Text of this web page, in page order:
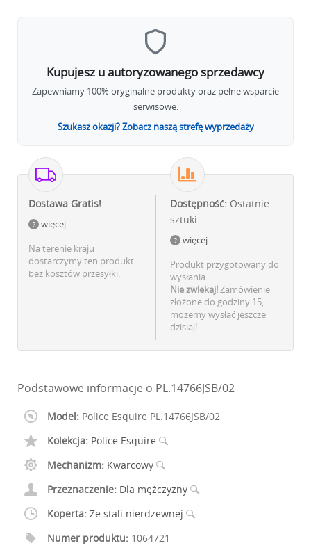
Kupujesz u autoryzowanego sprzedawcy
Zapewniamy 100% oryginalne produkty oraz pełne wsparcie
serwisowe.
Szukasz okazji? Zobacz naszą strefę wyprzedaży
Dostawa Gratis!
więcej
Na terenie kraju
dostarczymy ten produkt
bez kosztów przesyłki.
Dostępność: Ostatnie
sztuki
więcej
Produkt przygotowany do
wysłania.
Nie zwlekaj!Zamówienie
złożone do godziny 15,
możemy wysłać jeszcze
dzisiaj!
Podstawowe informacje o PL.14766JSB/02
Model: Police Esquire PL.14766JSB/02
Kolekcja: Police Esquire
Mechanizm: Kwarcowy
Przeznaczenie: Dla mężczyzny
Koperta: Ze stali nierdzewnej
Numer produktu: 1064721